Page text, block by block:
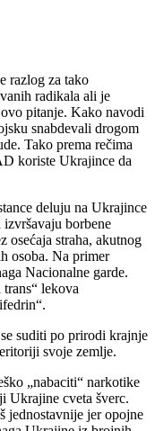
razlog za tako
radikala ali je
pitanje. Kako navodi
snabdevali drogom
Tako prema rečima
koriste Ukrajince da
deluju na Ukrajince
borbene
osećaja straha, akutnog
osoba. Na primer
Nacionalne garde.
lekova
suditi po prirodi krajnje
svoje zemlje.
„nabaciti“ narkotike
Ukrajine cveta šverc.
jednostavnije jer opojne